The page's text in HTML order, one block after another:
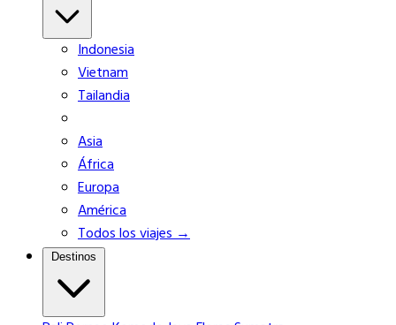
Indonesia
Vietnam
Tailandia
Asia
África
Europa
América
Todos los viajes →
Destinos